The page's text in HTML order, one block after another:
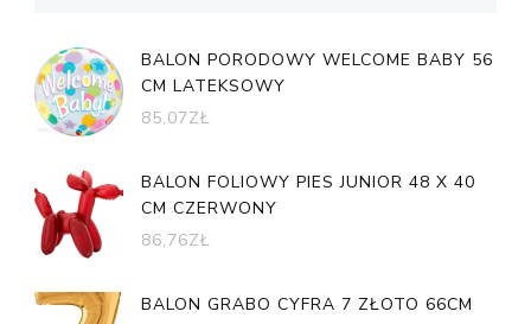
BALON PORODOWY WELCOME BABY 56
CM LATEKSOWY
85,07ZŁ
BALON FOLIOWY PIES JUNIOR 48 X 40
CM CZERWONY
86,76ZŁ
BALON GRABO CYFRA 7 ZŁOTO 66CM